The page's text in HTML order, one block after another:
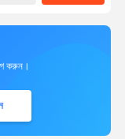
করুন।